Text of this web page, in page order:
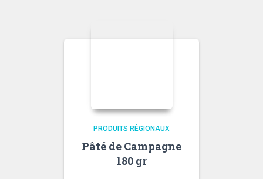
PRODUITS RÉGIONAUX
Pâté de Campagne
180 gr